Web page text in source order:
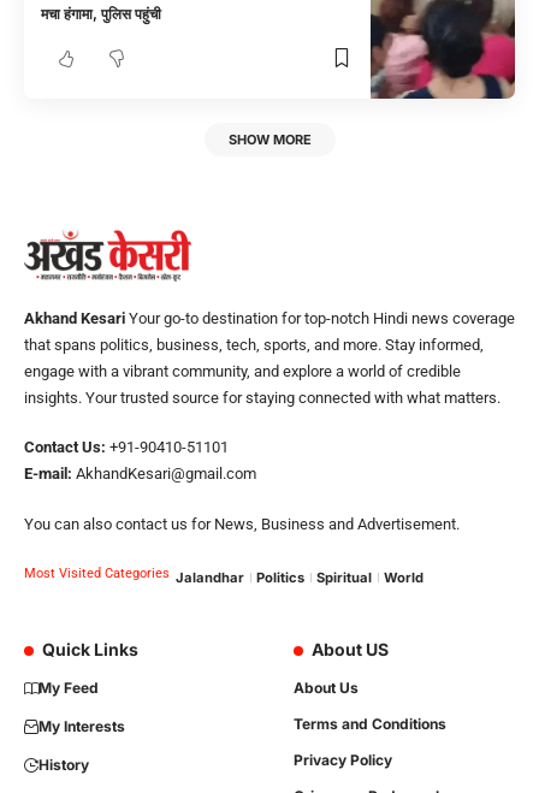
मचा हंगामा, पुलिस पहुंची
SHOW MORE
Akhand Kesari Your go-to destination for top-notch Hindi news coverage
that spans politics, business, tech, sports, and more. Stay informed,
engage with a vibrant community, and explore a world of credible
insights. Your trusted source for staying connected with what matters.
Contact Us: +91-90410-51101
E-mail: AkhandKesari@gmail.com
You can also contact us for News, Business and Advertisement.
Most Visited Categories Jalandhar Politics Spiritual World
Quick Links
My Feed
My Interests
History
About US
About Us
Terms and Conditions
Privacy Policy